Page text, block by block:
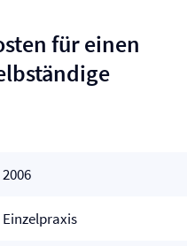
für einen
2006
Einzelpraxis